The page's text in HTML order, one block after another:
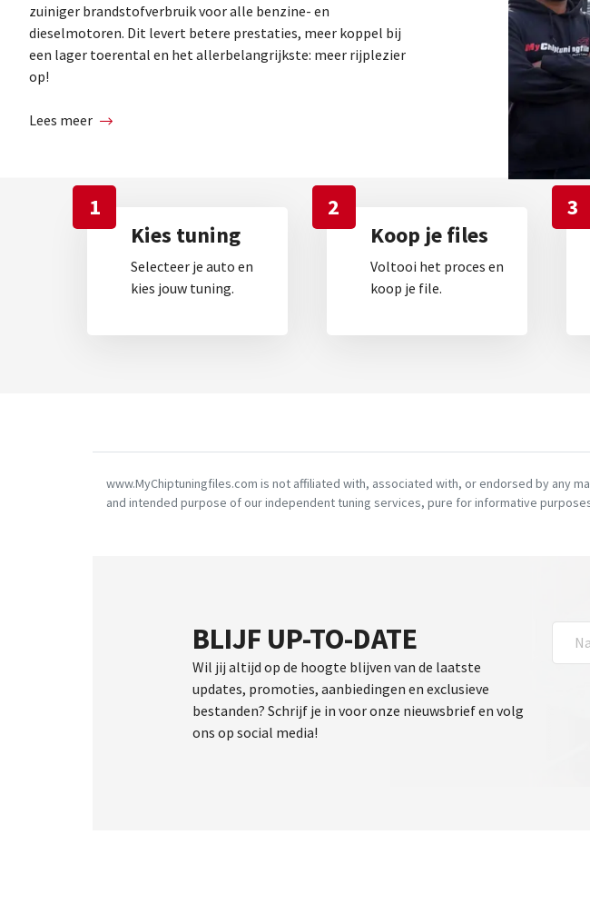
zuiniger brandstofverbruik voor alle benzine- en
dieselmotoren. Dit levert betere prestaties, meer koppel bij
een lager toerental en het allerbelangrijkste: meer rijplezier
op!
Lees meer
1
Kies tuning
Selecteer je auto en
kies jouw tuning.
2
Koop je files
Voltooi het proces en
koop je file.
3
www.MyChiptuningfiles.com is not affiliated with, associated with, or endorsed by any
and intended purpose of our independent tuning services, pure for informative
BLIJF UP-TO-DATE
Wil jij altijd op de hoogte blijven van de laatste
updates, promoties, aanbiedingen en exclusieve
bestanden? Schrijf je in voor onze nieuwsbrief en volg
ons op social media!